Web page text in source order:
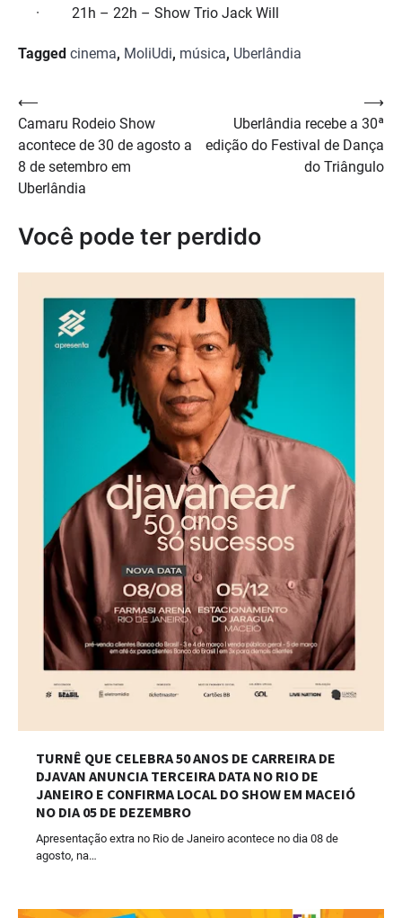
· 21h – 22h – Show Trio Jack Will
Tagged cinema, MoliUdi, música, Uberlândia
Navegação
de
Post
⟵
Camaru Rodeio Show
acontece de 30 de agosto a
8 de setembro em
Uberlândia
Uberlândia recebe a 30ª
edição do Festival de Dança
do Triângulo
⟶
Você pode ter perdido
TURNÊ QUE CELEBRA 50 ANOS DE CARREIRA DE
DJAVAN ANUNCIA TERCEIRA DATA NO RIO DE
JANEIRO E CONFIRMA LOCAL DO SHOW EM MACEIÓ
NO DIA 05 DE DEZEMBRO
Apresentação extra no Rio de Janeiro acontece no dia 08 de
agosto, na…